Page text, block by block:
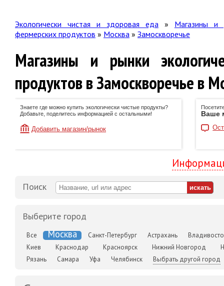
Экологически чистая и здоровая еда» Магазины и
фермерских продуктов » Москва » Замоскворечье
Магазины и рынки
продуктов в Замоскворечье в
Знаете где можно купить экологически чистые продукты?
Добавьте, поделитесь информацией с остальными!
Добавить магазин/рынок
Ваше
Поиск
Выберите город
Все Москва Санкт-Петербург Астрахань
Киев
Краснодар Красноярск Нижний Новгород
Рязань
Самара Уфа Челябинск Выбрать другой город